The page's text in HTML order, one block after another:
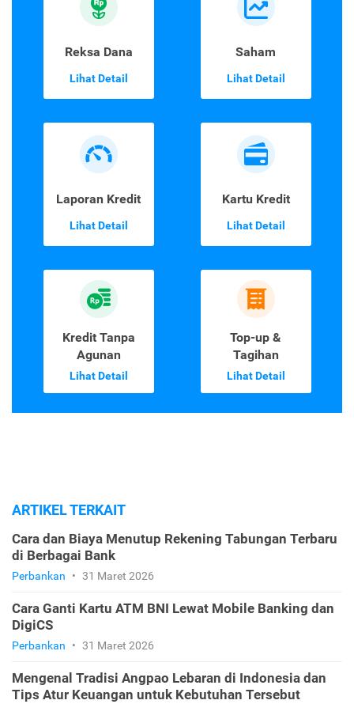
Reksa Dana
Lihat Detail
Saham
Lihat Detail
Laporan Kredit
Lihat Detail
Kartu Kredit
Lihat Detail
Kredit Tanpa
Agunan
Lihat Detail
Top-up &
Tagihan
Lihat Detail
ARTIKEL TERKAIT
Cara dan Biaya Menutup Rekening Tabungan Terbaru
di Berbagai Bank
Perbankan • 31 Maret 2026
Cara Ganti Kartu ATM BNI Lewat Mobile Banking dan
DigiCS
Perbankan • 31 Maret 2026
Mengenal Tradisi Angpao Lebaran di Indonesia dan
Tips Atur Keuangan untuk Kebutuhan Tersebut